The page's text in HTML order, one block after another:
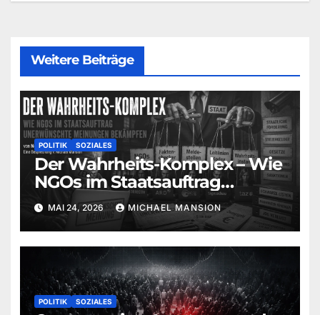
Weitere Beiträge
POLITIK SOZIALES
Der Wahrheits-Komplex – Wie
NGOs im Staatsauftrag
unerwünschte Meinungen
bekämpfen (Norbert Häring) |
Eine Besprechung von
Michael Mansion
MAI 24, 2026 MICHAEL MANSION
POLITIK SOZIALES